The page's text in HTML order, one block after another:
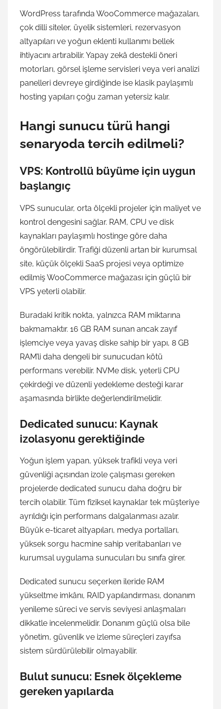
WordPress tarafında WooCommerce mağazaları,
çok dilli siteler, üyelik sistemleri, rezervasyon
altyapıları ve yoğun eklenti kullanımı bellek
ihtiyacını artırabilir. Yapay zekâ destekli öneri
motorları, görsel işleme servisleri veya veri analizi
panelleri devreye girdiğinde ise klasik paylaşımlı
hosting yapıları çoğu zaman yetersiz kalır.
Hangi sunucu türü hangi
senaryoda tercih edilmeli?
VPS: Kontrollü büyüme için uygun
başlangıç
VPS sunucular, orta ölçekli projeler için maliyet ve
kontrol dengesini sağlar. RAM, CPU ve disk
kaynakları paylaşımlı hostinge göre daha
öngörülebilirdir. Trafiği düzenli artan bir kurumsal
site, küçük ölçekli SaaS projesi veya optimize
edilmiş WooCommerce mağazası için güçlü bir
VPS yeterli olabilir.
Buradaki kritik nokta, yalnızca RAM miktarına
bakmamaktır. 16 GB RAM sunan ancak zayıf
işlemciye veya yavaş diske sahip bir yapı, 8 GB
RAM’li daha dengeli bir sunucudan kötü
performans verebilir. NVMe disk, yeterli CPU
çekirdeği ve düzenli yedekleme desteği karar
aşamasında birlikte değerlendirilmelidir.
Dedicated sunucu: Kaynak
izolasyonu gerektiğinde
Yoğun işlem yapan, yüksek trafikli veya veri
güvenliği açısından izole çalışması gereken
projelerde dedicated sunucu daha doğru bir
tercih olabilir. Tüm fiziksel kaynaklar tek müşteriye
ayrıldığı için performans dalgalanması azalır.
Büyük e-ticaret altyapıları, medya portalları,
yüksek sorgu hacmine sahip veritabanları ve
kurumsal uygulama sunucuları bu sınıfa girer.
Dedicated sunucu seçerken ileride RAM
yükseltme imkânı, RAID yapılandırması, donanım
yenileme süreci ve servis seviyesi anlaşmaları
dikkatle incelenmelidir. Donanım güçlü olsa bile
yönetim, güvenlik ve izleme süreçleri zayıfsa
sistem sürdürülebilir olmayabilir.
Bulut sunucu: Esnek ölçekleme
gereken yapılarda